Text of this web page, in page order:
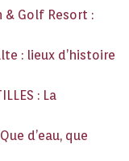
& Golf Resort :
: lieux d’histoire
: La
d’eau, que